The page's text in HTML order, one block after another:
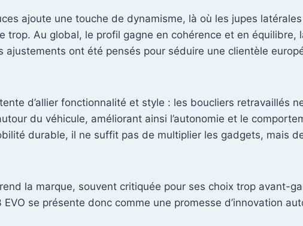
ajoute une touche de dynamisme, là où les jupes
trop. Au global, le profil gagne en cohérence et en équilibre,
ajustements ont été pensés pour séduire une clientèle
d’allier fonctionnalité et style : les boucliers retravaillés
du véhicule, améliorant ainsi l’autonomie et le
durable, il ne suffit pas de multiplier les gadgets, mais
la marque, souvent critiquée pour ses choix trop avant-
se présente donc comme une promesse d’innovation